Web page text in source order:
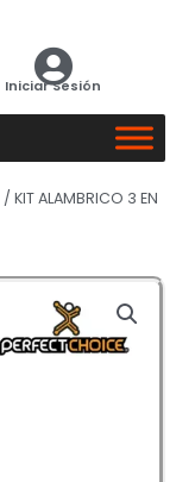
Iniciar Sesión
/ KIT ALAMBRICO 3 EN